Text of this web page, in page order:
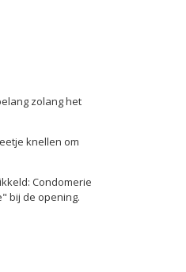
zolang het
knellen om
Condomerie
bij de opening.